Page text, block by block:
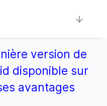
version de
disponible sur
avantages